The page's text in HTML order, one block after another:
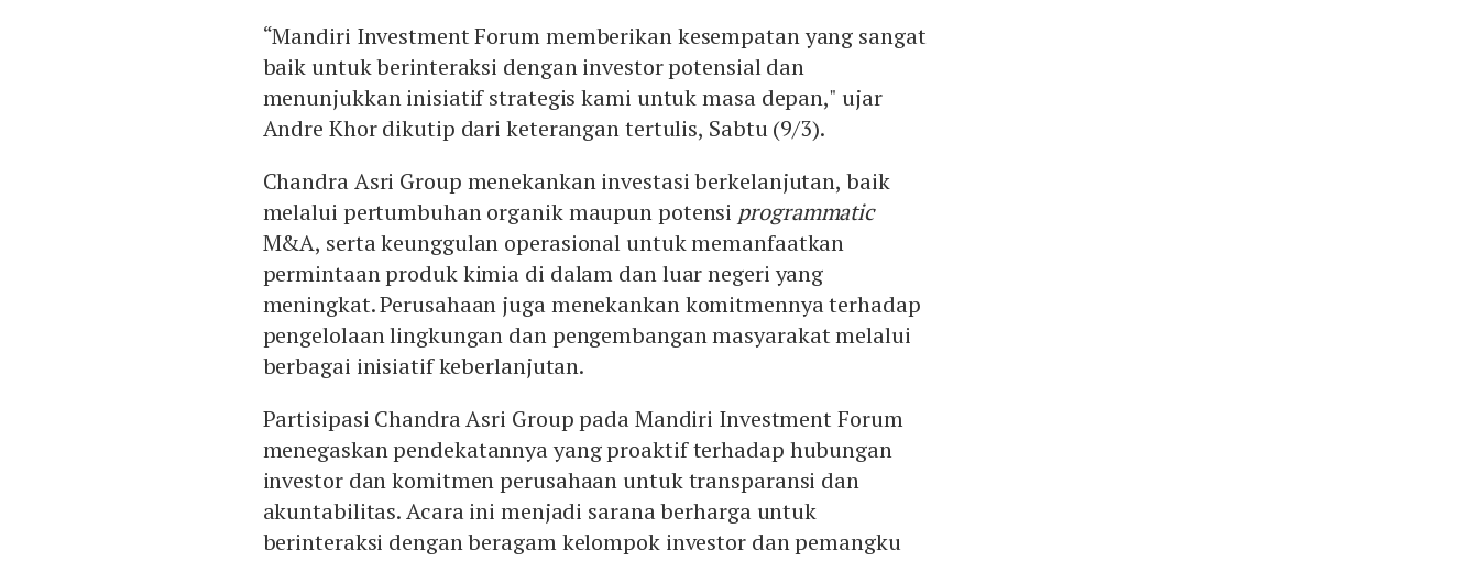
“Mandiri Investment Forum memberikan kesempatan yang sangat
baik untuk berinteraksi dengan investor potensial dan
menunjukkan inisiatif strategis kami untuk masa depan," ujar
Andre Khor dikutip dari keterangan tertulis, Sabtu (9/3).
Chandra Asri Group menekankan investasi berkelanjutan, baik
melalui pertumbuhan organik maupun potensi programmatic
M&A, serta keunggulan operasional untuk memanfaatkan
permintaan produk kimia di dalam dan luar negeri yang
meningkat. Perusahaan juga menekankan komitmennya terhadap
pengelolaan lingkungan dan pengembangan masyarakat melalui
berbagai inisiatif keberlanjutan.
Partisipasi Chandra Asri Group pada Mandiri Investment Forum
menegaskan pendekatannya yang proaktif terhadap hubungan
investor dan komitmen perusahaan untuk transparansi dan
akuntabilitas. Acara ini menjadi sarana berharga untuk
berinteraksi dengan beragam kelompok investor dan pemangku